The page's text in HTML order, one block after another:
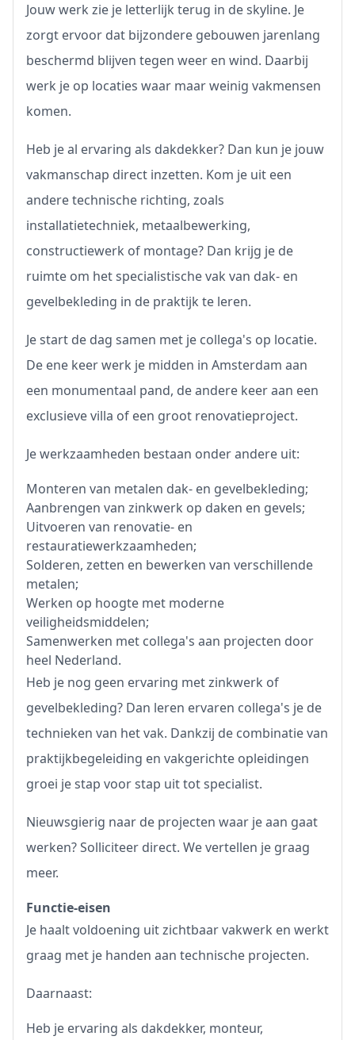
Jouw werk zie je letterlijk terug in de skyline. Je
zorgt ervoor dat bijzondere gebouwen jarenlang
beschermd blijven tegen weer en wind. Daarbij
werk je op locaties waar maar weinig vakmensen
komen.
Heb je al ervaring als dakdekker? Dan kun je jouw
vakmanschap direct inzetten. Kom je uit een
andere technische richting, zoals
installatietechniek, metaalbewerking,
constructiewerk of montage? Dan krijg je de
ruimte om het specialistische vak van dak- en
gevelbekleding in de praktijk te leren.
Je start de dag samen met je collega's op locatie.
De ene keer werk je midden in Amsterdam aan
een monumentaal pand, de andere keer aan een
exclusieve villa of een groot renovatieproject.
Je werkzaamheden bestaan onder andere uit:
Monteren van metalen dak- en gevelbekleding;
Aanbrengen van zinkwerk op daken en gevels;
Uitvoeren van renovatie- en
restauratiewerkzaamheden;
Solderen, zetten en bewerken van verschillende
metalen;
Werken op hoogte met moderne
veiligheidsmiddelen;
Samenwerken met collega's aan projecten door
heel Nederland.
Heb je nog geen ervaring met zinkwerk of
gevelbekleding? Dan leren ervaren collega's je de
technieken van het vak. Dankzij de combinatie van
praktijkbegeleiding en vakgerichte opleidingen
groei je stap voor stap uit tot specialist.
Nieuwsgierig naar de projecten waar je aan gaat
werken? Solliciteer direct. We vertellen je graag
meer.
Functie-eisen
Je haalt voldoening uit zichtbaar vakwerk en werkt
graag met je handen aan technische projecten.
Daarnaast:
Heb je ervaring als dakdekker, monteur,